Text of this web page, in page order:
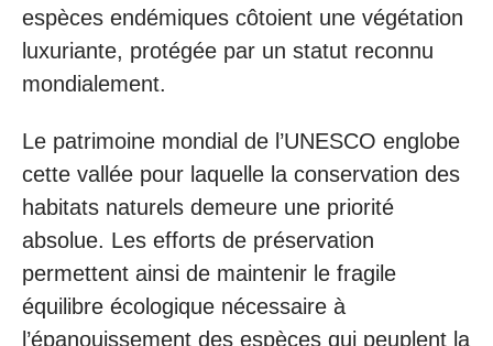
espèces endémiques côtoient une végétation
luxuriante, protégée par un statut reconnu
mondialement.
Le patrimoine mondial de l’UNESCO englobe
cette vallée pour laquelle la conservation des
habitats naturels demeure une priorité
absolue. Les efforts de préservation
permettent ainsi de maintenir le fragile
équilibre écologique nécessaire à
l’épanouissement des espèces qui peuplent la